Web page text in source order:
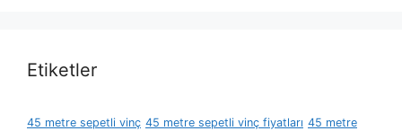
Etiketler
45 metre sepetli vinç 45 metre sepetli vinç fiyatları 45 metre